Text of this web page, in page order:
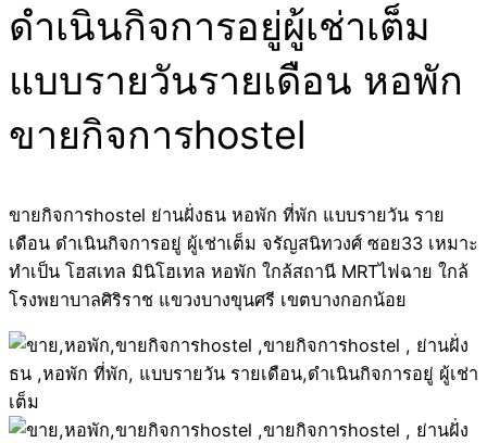
ดำเนินกิจการอยู่ผู้เช่าเต็ม
แบบรายวันรายเดือน หอพัก
ขายกิจการhostel
ขายกิจการhostel ย่านฝั่งธน หอพัก ที่พัก แบบรายวัน ราย
เดือน ดำเนินกิจการอยู่ ผู้เช่าเต็ม จรัญสนิทวงศ์ ซอย33 เหมาะ
ทำเป็น โฮสเทล มินิโฮเทล หอพัก ใกล้สถานี MRTไฟฉาย ใกล้
โรงพยาบาลศิริราช แขวงบางขุนศรี เขตบางกอกน้อย